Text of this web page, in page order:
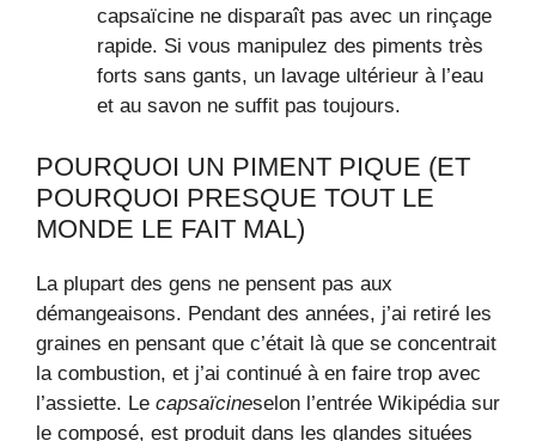
capsaïcine ne disparaît pas avec un rinçage
rapide. Si vous manipulez des piments très
forts sans gants, un lavage ultérieur à l’eau
et au savon ne suffit pas toujours.
POURQUOI UN PIMENT PIQUE (ET
POURQUOI PRESQUE TOUT LE
MONDE LE FAIT MAL)
La plupart des gens ne pensent pas aux
démangeaisons. Pendant des années, j’ai retiré les
graines en pensant que c’était là que se concentrait
la combustion, et j’ai continué à en faire trop avec
l’assiette. Le capsaïcineselon l’entrée Wikipédia sur
le composé, est produit dans les glandes situées